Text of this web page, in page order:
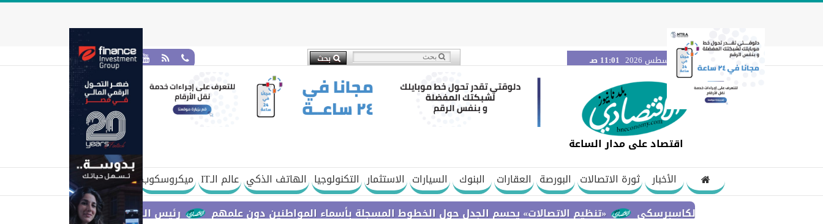
السبت 8 أغسطس 2026 11:01 صـ
اقتصاد على مدار الساعة
الأخبار
ثورة الاتصالات البورصة العقارات البنوك السيارات الاستثمار التكنولوجيا الهاتف الذكي عالم الـIT
ميكروسكوب
رئيس الوزراء يستعرض مقترح مشروع قانون
«تنظيم الاتصالات» يحسم الجدل حول الخطوط المسجلة بأسماء المواطنين دون علمهم